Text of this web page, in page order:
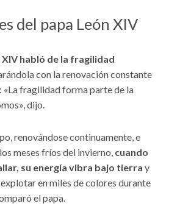
del papa León XIV
XIV habló de la fragilidad
con la renovación constante
«La fragilidad forma parte de la
dijo.
renovándose continuamente, e
meses fríos del invierno, cuando
su energía vibra bajo tierra y
en miles de colores durante
el papa.